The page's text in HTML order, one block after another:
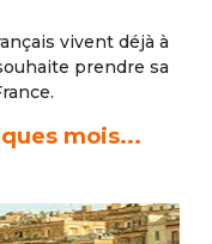
vivent déjà à
prendre sa
mois...